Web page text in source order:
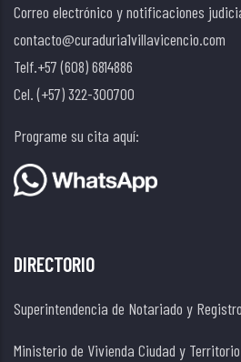
Correo electrónico y notificaciones
contacto@curaduria1villavicencio.com
Telf.+57 (608) 6814886
Cel. (+57) 322-300700
Programe su cita aquí:
DIRECTORIO
Superintendencia de Notariado y Registro
Ministerio de Vivienda Ciudad y Territorio